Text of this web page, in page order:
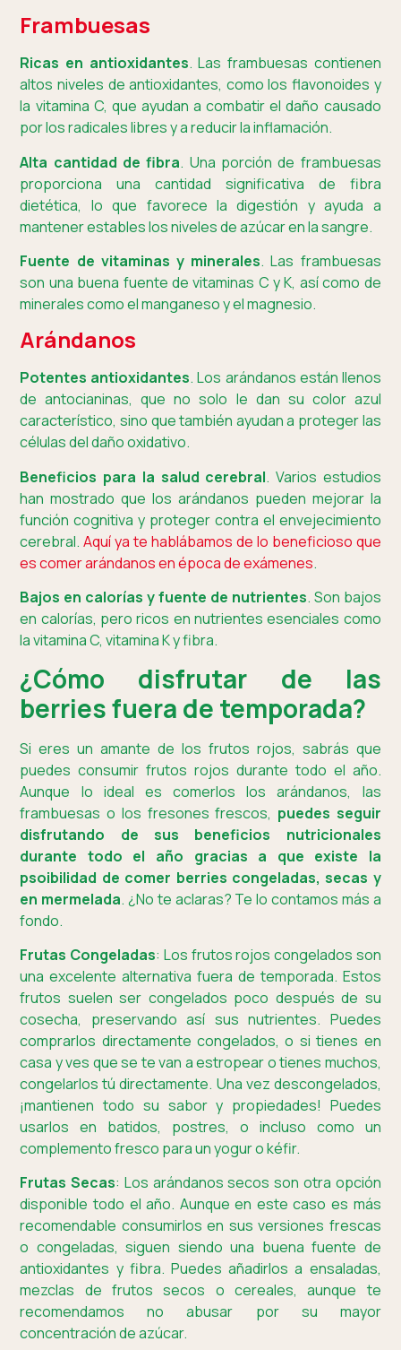
Frambuesas
Ricas en antioxidantes. Las frambuesas contienen
altos niveles de antioxidantes, como los flavonoides y
la vitamina C, que ayudan a combatir el daño causado
por los radicales libres y a reducir la inflamación.
Alta cantidad de fibra. Una porción de frambuesas
proporciona una cantidad significativa de fibra
dietética, lo que favorece la digestión y ayuda a
mantener estables los niveles de azúcar en la sangre.
Fuente de vitaminas y minerales. Las frambuesas
son una buena fuente de vitaminas C y K, así como de
minerales como el manganeso y el magnesio.
Arándanos
Potentes antioxidantes. Los arándanos están llenos
de antocianinas, que no solo le dan su color azul
característico, sino que también ayudan a proteger las
células del daño oxidativo.
Beneficios para la salud cerebral. Varios estudios
han mostrado que los arándanos pueden mejorar la
función cognitiva y proteger contra el envejecimiento
cerebral.Aquí ya te hablábamos de lo beneficioso que
es comer arándanos en época de exámenes.
Bajos en calorías y fuente de nutrientes. Son bajos
en calorías, pero ricos en nutrientes esenciales como
la vitamina C, vitamina K y fibra.
¿Cómo disfrutar de las
berries fuera de temporada?
Si eres un amante de los frutos rojos, sabrás que
puedes consumir frutos rojos durante todo el año.
Aunque lo ideal es comerlos los arándanos, las
frambuesas o los fresones frescos, puedes seguir
disfrutando de sus beneficios nutricionales
durante todo el año gracias a que existe la
psoibilidad de comer berries congeladas, secas y
en mermelada. ¿No te aclaras? Te lo contamos más a
fondo.
Frutas Congeladas: Los frutos rojos congelados son
una excelente alternativa fuera de temporada. Estos
frutos suelen ser congelados poco después de su
cosecha, preservando así sus nutrientes. Puedes
comprarlos directamente congelados, o si tienes en
casa y ves que se te van a estropear o tienes muchos,
congelarlos tú directamente. Una vez descongelados,
¡mantienen todo su sabor y propiedades! Puedes
usarlos en batidos, postres, o incluso como un
complemento fresco para un yogur o kéfir.
Frutas Secas: Los arándanos secos son otra opción
disponible todo el año. Aunque en este caso es más
recomendable consumirlos en sus versiones frescas
o congeladas, siguen siendo una buena fuente de
antioxidantes y fibra. Puedes añadirlos a ensaladas,
mezclas de frutos secos o cereales, aunque te
recomendamos no abusar por su mayor
concentración de azúcar.